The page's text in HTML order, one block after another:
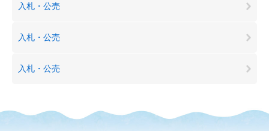
入札・公売
入札・公売
入札・公売